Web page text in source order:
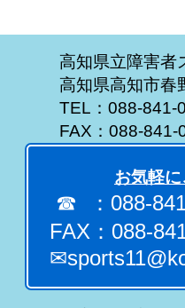
高知県立障害
高知県高知市
TEL：088-
FAX：088-841-
お気軽
☎ ：088-
FAX：088-